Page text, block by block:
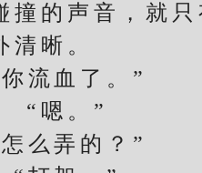
的声音，就只
清晰。
血了。”
嗯。”
弄的？”